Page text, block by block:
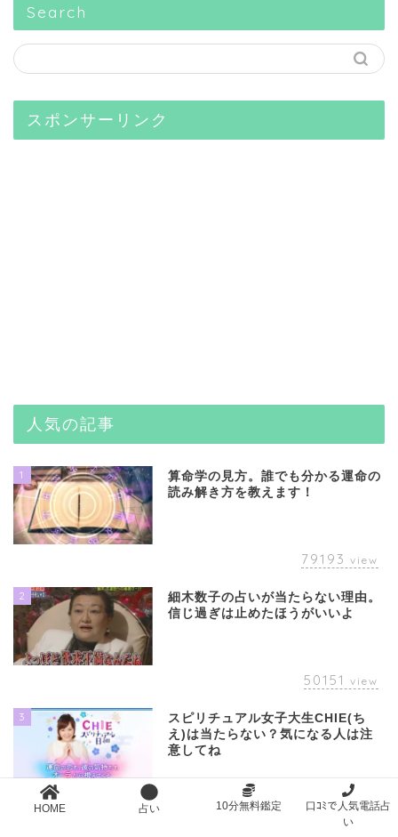
Search
スポンサーリンク
人気の記事
1
算命学の見方。誰でも分かる運命の
読み解き方を教えます！
79193 view
2
細木数子の占いが当たらない理由。
信じ過ぎは止めたほうがいいよ
50151 view
3
スピリチュアル女子大生CHIE(ち
え)は当たらない？気になる人は注
意してね
38648 view
HOME 占い 10分無料鑑定
口ｺﾐで人気電話占
い